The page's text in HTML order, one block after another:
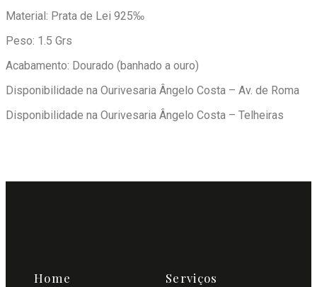
Material: Prata de Lei 925‰
Peso: 1.5 Grs
Acabamento: Dourado (banhado a ouro)
Disponibilidade na Ourivesaria Ângelo Costa – Av. de Roma
Disponibilidade na Ourivesaria Ângelo Costa – Telheiras
Home Serviços